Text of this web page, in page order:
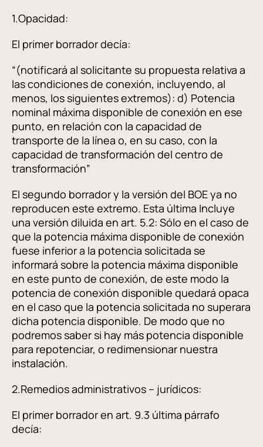
1.Opacidad:
El primer borrador decía:
“(notificará al solicitante su propuesta relativa a
las condiciones de conexión, incluyendo, al
menos, los siguientes extremos): d) Potencia
nominal máxima disponible de conexión en ese
punto, en relación con la capacidad de
transporte de la línea o, en su caso, con la
capacidad de transformación del centro de
transformación”
El segundo borrador y la versión del BOE ya no
reproducen este extremo. Esta última Incluye
una versión diluida en art. 5.2: Sólo en el caso de
que la potencia máxima disponible de conexión
fuese inferior a la potencia solicitada se
informará sobre la potencia máxima disponible
en este punto de conexión, de este modo la
potencia de conexión disponible quedará opaca
en el caso que la potencia solicitada no superara
dicha potencia disponible. De modo que no
podremos saber si hay más potencia disponible
para repotenciar, o redimensionar nuestra
instalación.
2.Remedios administrativos – jurídicos:
El primer borrador en art. 9.3 última párrafo
decía: